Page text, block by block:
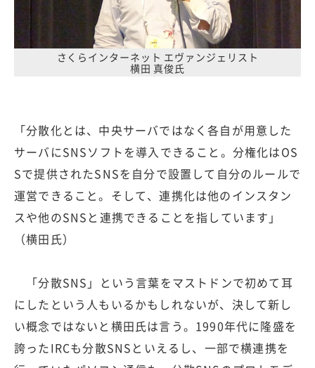
さくらインターネット エヴァンジェリスト
横田 真俊氏
「分散化とは、中央サーバではなく各自が用意した
サーバにSNSソフトを導入できること。分権化はOS
Sで提供されたSNSを自分で設置して自分のルールで
運営できること。そして、連携化は他のインスタン
スや他のSNSと連携できることを指しています」
（横田氏）
「分散SNS」という言葉をマストドンで初めて耳
にしたという人もいるかもしれないが、決して新し
い概念ではないと横田氏は言う。1990年代に隆盛を
誇ったIRCも分散SNSといえるし、一部で横連携を